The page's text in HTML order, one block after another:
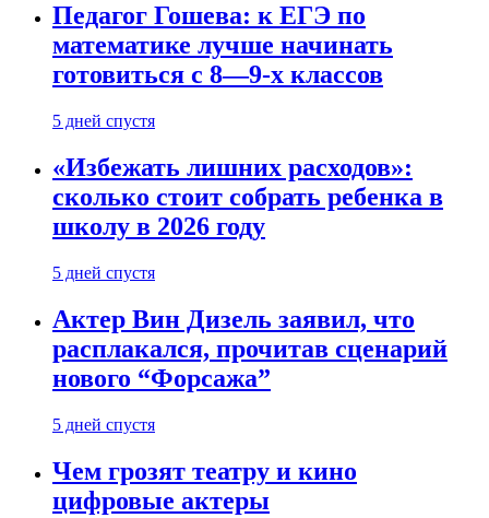
Педагог Гошева: к ЕГЭ по
математике лучше начинать
готовиться с 8—9-х классов
5 дней спустя
«Избежать лишних расходов»:
сколько стоит собрать ребенка в
школу в 2026 году
5 дней спустя
Актер Вин Дизель заявил, что
расплакался, прочитав сценарий
нового “Форсажа”
5 дней спустя
Чем грозят театру и кино
цифровые актеры